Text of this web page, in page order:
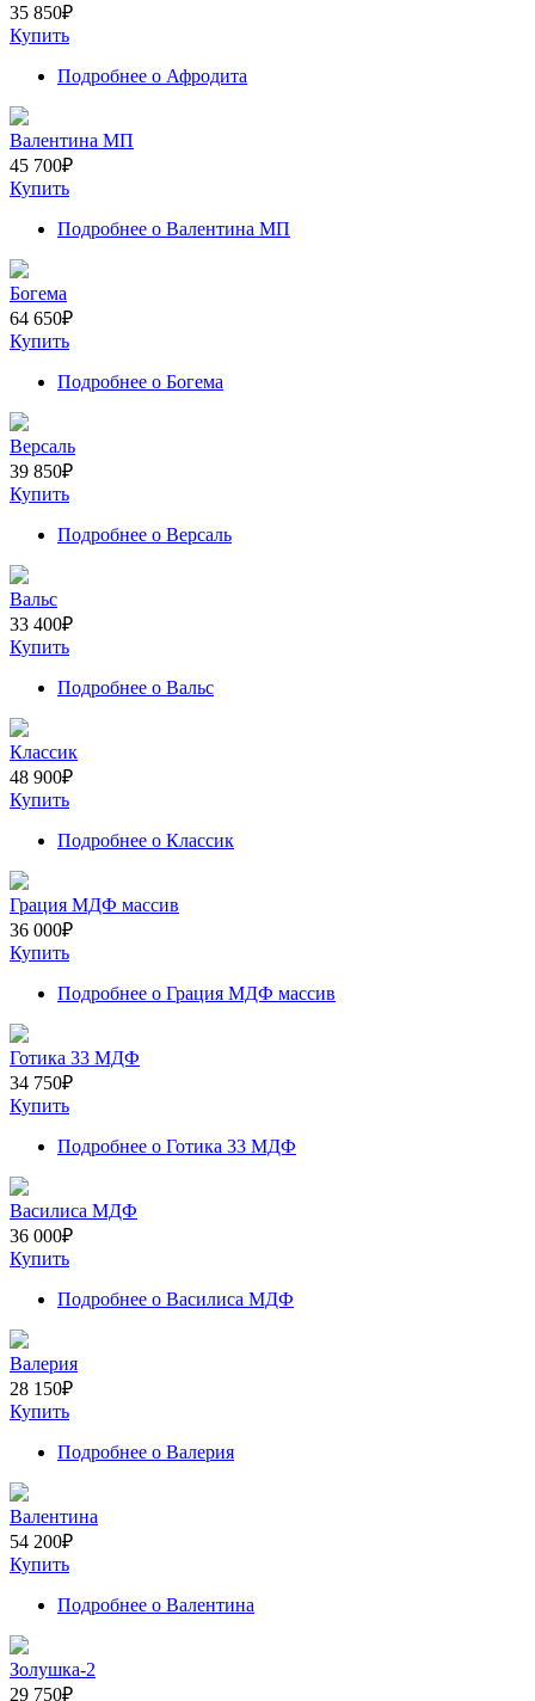
35 850₽
Купить
Подробнее о Афродита
Валентина МП
45 700₽
Купить
Подробнее о Валентина МП
Богема
64 650₽
Купить
Подробнее о Богема
Версаль
39 850₽
Купить
Подробнее о Версаль
Вальс
33 400₽
Купить
Подробнее о Вальс
Классик
48 900₽
Купить
Подробнее о Классик
Грация МДФ массив
36 000₽
Купить
Подробнее о Грация МДФ массив
Готика 33 МДФ
34 750₽
Купить
Подробнее о Готика 33 МДФ
Василиса МДФ
36 000₽
Купить
Подробнее о Василиса МДФ
Валерия
28 150₽
Купить
Подробнее о Валерия
Валентина
54 200₽
Купить
Подробнее о Валентина
Золушка-2
29 750₽